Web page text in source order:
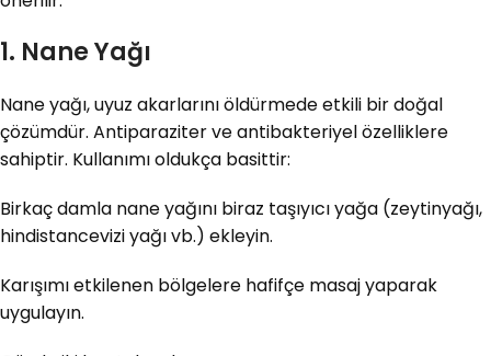
1. Nane Yağı
Nane yağı, uyuz akarlarını öldürmede etkili bir doğal
çözümdür. Antiparaziter ve antibakteriyel özelliklere
sahiptir. Kullanımı oldukça basittir:
Birkaç damla nane yağını biraz taşıyıcı yağa (zeytinyağı,
hindistancevizi yağı vb.) ekleyin.
Karışımı etkilenen bölgelere hafifçe masaj yaparak
uygulayın.